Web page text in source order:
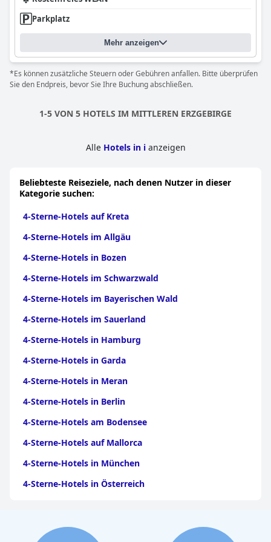
Parkplatz
Mehr anzeigen
*Es können zusätzliche Steuern oder Gebühren anfallen. Bitte überprüfen
Sie den Endpreis, bevor Sie Ihre Buchung abschließen.
1-5 VON 5 HOTELS IM MITTLEREN ERZGEBIRGE
Alle Hotels in ianzeigen
Beliebteste Reiseziele, nach denen Nutzer in dieser
Kategorie suchen:
4-Sterne-Hotels auf Kreta
4-Sterne-Hotels im Allgäu
4-Sterne-Hotels in Bozen
4-Sterne-Hotels im Schwarzwald
4-Sterne-Hotels im Bayerischen Wald
4-Sterne-Hotels im Sauerland
4-Sterne-Hotels in Hamburg
4-Sterne-Hotels in Garda
4-Sterne-Hotels in Meran
4-Sterne-Hotels in Berlin
4-Sterne-Hotels am Bodensee
4-Sterne-Hotels auf Mallorca
4-Sterne-Hotels in München
4-Sterne-Hotels in Österreich
4-Sterne-Hotels im Moseltal